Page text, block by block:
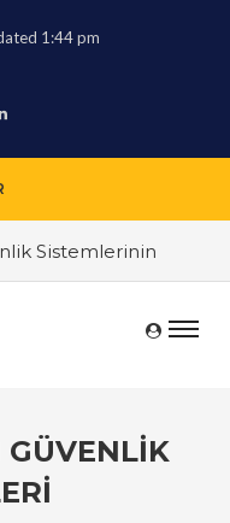
1:44 pm
Sistemlerinin
Yönetmenin
Yönetimi
Çözümlerinin